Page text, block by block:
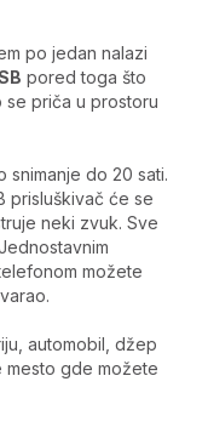
po jedan nalazi
pored toga što
se priča u prostoru
snimanje do 20 sati.
prisluškivač će se
neki zvuk. Sve
možete
automobil, džep
mesto gde možete